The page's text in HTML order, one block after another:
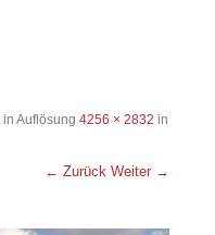
in Auflösung 4256 × 2832 in
← Zurück Weiter →